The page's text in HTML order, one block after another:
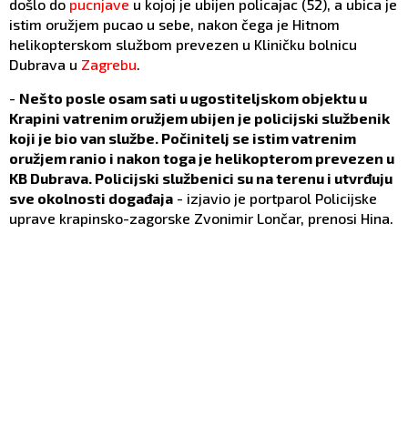
došlo do pucnjave u kojoj je ubijen policajac (52), a ubica je
istim oružjem pucao u sebe, nakon čega je Hitnom
helikopterskom službom prevezen u Kliničku bolnicu
Dubrava u Zagrebu.
- Nešto posle osam sati u ugostiteljskom objektu u
Krapini vatrenim oružjem ubijen je policijski službenik
koji je bio van službe. Počinitelj se istim vatrenim
oružjem ranio i nakon toga je helikopterom prevezen u
KB Dubrava. Policijski službenici su na terenu i utvrđuju
sve okolnosti događaja - izjavio je portparol Policijske
uprave krapinsko-zagorske Zvonimir Lončar, prenosi Hina.